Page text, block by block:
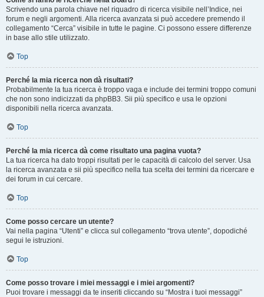
Scrivendo una parola chiave nel riquadro di ricerca visibile nell’Indice, nei
forum e negli argomenti. Alla ricerca avanzata si può accedere premendo il
collegamento “Cerca” visibile in tutte le pagine. Ci possono essere differenze
in base allo stile utilizzato.
Top
Perché la mia ricerca non dà risultati?
Probabilmente la tua ricerca è troppo vaga e include dei termini troppo comuni
che non sono indicizzati da phpBB3. Sii più specifico e usa le opzioni
disponibili nella ricerca avanzata.
Top
Perché la mia ricerca dà come risultato una pagina vuota?
La tua ricerca ha dato troppi risultati per le capacità di calcolo del server. Usa
la ricerca avanzata e sii più specifico nella tua scelta dei termini da ricercare e
dei forum in cui cercare.
Top
Come posso cercare un utente?
Vai nella pagina “Utenti” e clicca sul collegamento “trova utente”, dopodiché
segui le istruzioni.
Top
Come posso trovare i miei messaggi e i miei argomenti?
Puoi trovare i messaggi da te inseriti cliccando su “Mostra i tuoi messaggi”